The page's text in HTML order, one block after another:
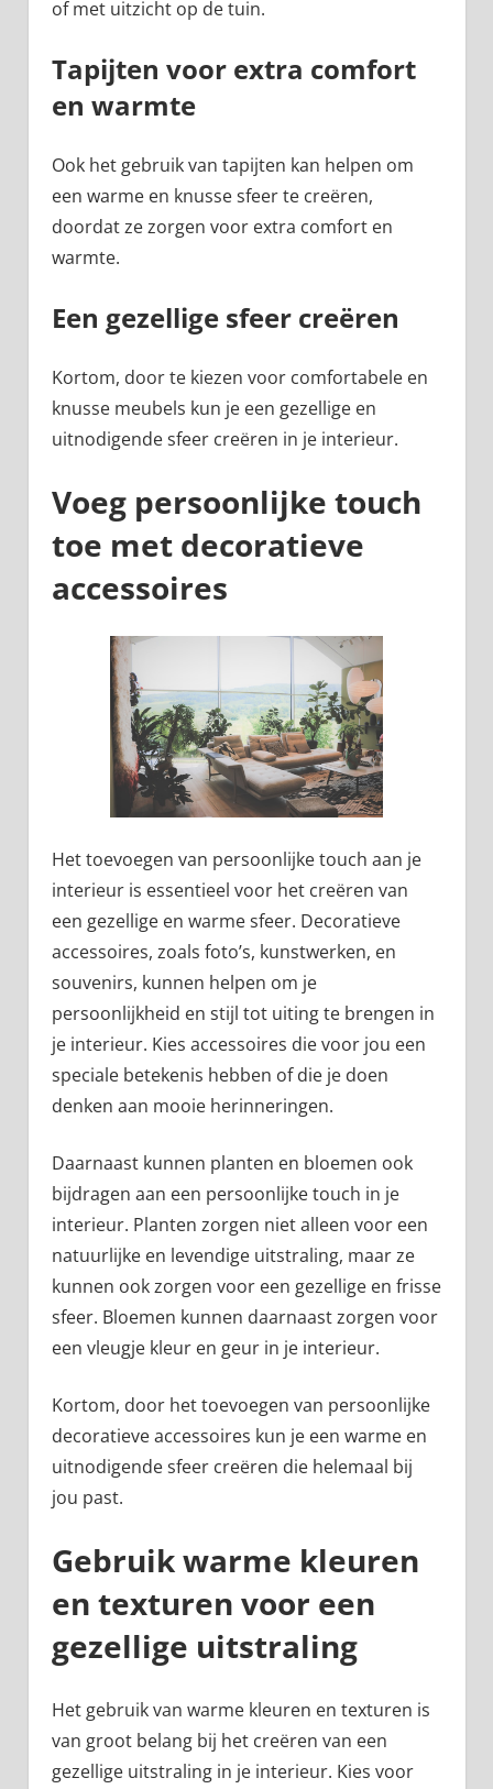
of met uitzicht op de tuin.
Tapijten voor extra comfort
en warmte
Ook het gebruik van tapijten kan helpen om
een warme en knusse sfeer te creëren,
doordat ze zorgen voor extra comfort en
warmte.
Een gezellige sfeer creëren
Kortom, door te kiezen voor comfortabele en
knusse meubels kun je een gezellige en
uitnodigende sfeer creëren in je interieur.
Voeg persoonlijke touch
toe met decoratieve
accessoires
Het toevoegen van persoonlijke touch aan je
interieur is essentieel voor het creëren van
een gezellige en warme sfeer. Decoratieve
accessoires, zoals foto’s, kunstwerken, en
souvenirs, kunnen helpen om je
persoonlijkheid en stijl tot uiting te brengen in
je interieur. Kies accessoires die voor jou een
speciale betekenis hebben of die je doen
denken aan mooie herinneringen.
Daarnaast kunnen planten en bloemen ook
bijdragen aan een persoonlijke touch in je
interieur. Planten zorgen niet alleen voor een
natuurlijke en levendige uitstraling, maar ze
kunnen ook zorgen voor een gezellige en frisse
sfeer. Bloemen kunnen daarnaast zorgen voor
een vleugje kleur en geur in je interieur.
Kortom, door het toevoegen van persoonlijke
decoratieve accessoires kun je een warme en
uitnodigende sfeer creëren die helemaal bij
jou past.
Gebruik warme kleuren
en texturen voor een
gezellige uitstraling
Het gebruik van warme kleuren en texturen is
van groot belang bij het creëren van een
gezellige uitstraling in je interieur. Kies voor